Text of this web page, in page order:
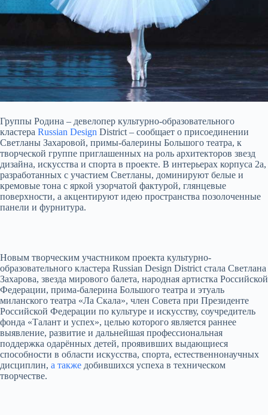
Группы Родина – девелопер культурно-образовательного
кластера Russian Design District – сообщает о присоединении
Светланы Захаровой, примы-балерины Большого театра, к
творческой группе приглашенных на роль архитекторов звезд
дизайна, искусства и спорта в проекте. В интерьерах корпуса 2a,
разработанных с участием Светланы, доминируют белые и
кремовые тона с яркой узорчатой фактурой, глянцевые
поверхности, а акцентируют идею пространства позолоченные
панели и фурнитура.
Новым творческим участником проекта культурно-
образовательного кластера Russian Design District стала Светлана
Захарова, звезда мирового балета, народная артистка Российской
Федерации, прима-балерина Большого театра и этуаль
миланского театра «Ла Скала», член Совета при Президенте
Российской Федерации по культуре и искусству, соучредитель
фонда «Талант и успех», целью которого является раннее
выявление, развитие и дальнейшая профессиональная
поддержка одарённых детей, проявивших выдающиеся
способности в области искусства, спорта, естественнонаучных
дисциплин, а также добившихся успеха в техническом
творчестве.